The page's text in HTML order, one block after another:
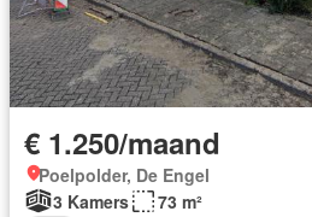
€ 1.250/maand
Poelpolder, De Engel
3 Kamers
73 m²